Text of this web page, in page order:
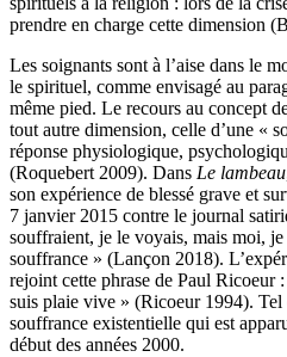
prendre en charge cette dimension
Les soignants sont à l’aise dans le
le spirituel, comme envisagé au
même pied. Le recours au concept
tout autre dimension, celle d’une «
réponse physiologique,
(Roquebert 2009). Dans Le lambeau
son expérience de blessé grave et
7 janvier 2015 contre le journal
souffraient, je le voyais, mais moi, je
souffrance » (Lançon 2018).
rejoint cette phrase de Paul Ricoeur
suis plaie vive » (Ricoeur 1994). Tel
souffrance existentielle qui est
début des années 2000.